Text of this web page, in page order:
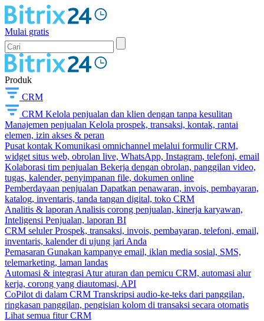
Mulai gratis
Produk
CRM
CRM Kelola penjualan dan klien dengan tanpa kesulitan
Manajemen penjualan Kelola prospek, transaksi, kontak, rantai
elemen, izin akses & peran
Pusat kontak Komunikasi omnichannel melalui formulir CRM,
widget situs web, obrolan live, WhatsApp, Instagram, telefoni, email
Kolaborasi tim penjualan Bekerja dengan obrolan, panggilan video,
tugas, kalender, penyimpanan file, dokumen online
Pemberdayaan penjualan Dapatkan penawaran, invois, pembayaran,
katalog, inventaris, tanda tangan digital, toko CRM
Analitis & laporan Analisis corong penjualan, kinerja karyawan,
Inteligensi Penjualan, laporan BI
CRM seluler Prospek, transaksi, invois, pembayaran, telefoni, email,
inventaris, kalender di ujung jari Anda
Pemasaran Gunakan kampanye email, iklan media sosial, SMS,
telemarketing, laman landas
Automasi & integrasi Atur aturan dan pemicu CRM, automasi alur
kerja, corong yang diautomasi, API
CoPilot di dalam CRM Transkripsi audio-ke-teks dari panggilan,
ringkasan panggilan, pengisian kolom di transaksi secara otomatis
Lihat semua fitur CRM